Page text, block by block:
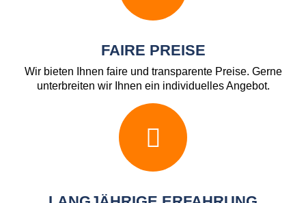
FAIRE PREISE
Wir bieten Ihnen faire und transparente Preise. Gerne
unterbreiten wir Ihnen ein individuelles Angebot.